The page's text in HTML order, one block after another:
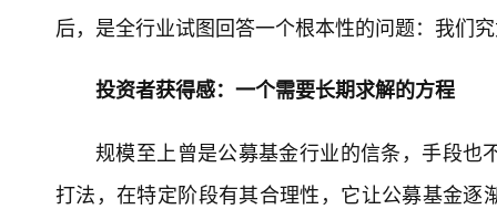
后，是全行业试图回答一个根本性的问题：我们
投资者获得感：一个需要长期求解的方程
规模至上曾是公募基金行业的信条，手段
打法，在特定阶段有其合理性，它让公募基金